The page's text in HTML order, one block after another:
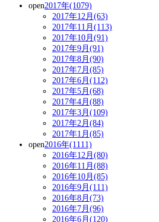
open2017年(1079)
2017年12月(63)
2017年11月(113)
2017年10月(91)
2017年9月(91)
2017年8月(90)
2017年7月(85)
2017年6月(112)
2017年5月(68)
2017年4月(88)
2017年3月(109)
2017年2月(84)
2017年1月(85)
open2016年(1111)
2016年12月(80)
2016年11月(88)
2016年10月(85)
2016年9月(111)
2016年8月(73)
2016年7月(96)
2016年6月(120)